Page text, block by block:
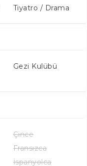
Tiyatro / Drama
Gezi Kulübü
Çince
Fransızca
İspanyolca